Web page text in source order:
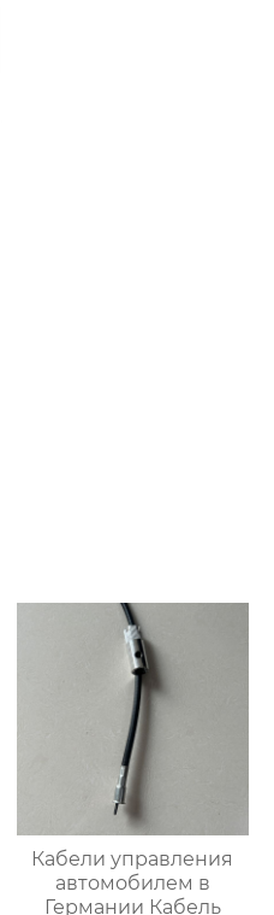
Кабели управления
автомобилем в
Германии Кабель